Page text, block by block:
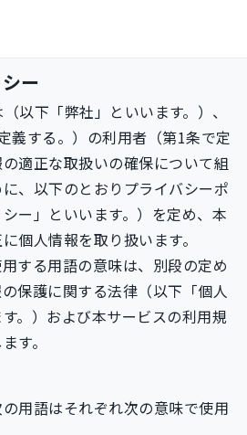
ー
以下「弊社」といいます。）、
義する。）の利用者（第1条で定
適正な取扱いの確保について組
、以下のとおりプライバシーポ
ー」といいます。）を定め、本
個人情報を取り扱います。
する用語の意味は、別段の定め
保護に関する法律（以下「個人
。）および本サービスの利用規
す。
用語はそれぞれ次の意味で使用